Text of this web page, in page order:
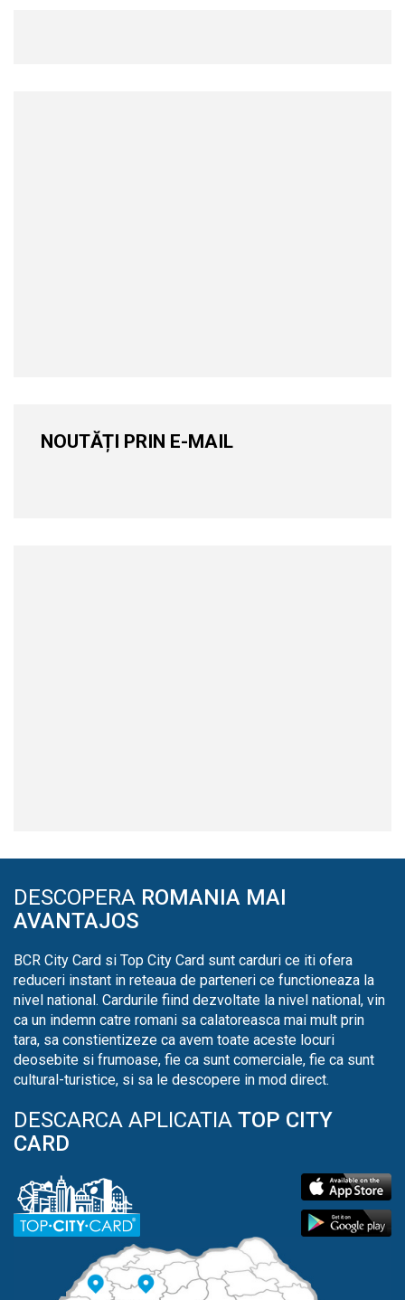
NOUTĂȚI PRIN E-MAIL
DESCOPERA ROMANIA MAI
AVANTAJOS
BCR City Card si Top City Card sunt carduri ce iti ofera
reduceri instant in reteaua de parteneri ce functioneaza la
nivel national. Cardurile fiind dezvoltate la nivel national, vin
ca un indemn catre romani sa calatoreasca mai mult prin
tara, sa constientizeze ca avem toate aceste locuri
deosebite si frumoase, fie ca sunt comerciale, fie ca sunt
cultural-turistice, si sa le descopere in mod direct.
DESCARCA APLICATIA TOP CITY
CARD